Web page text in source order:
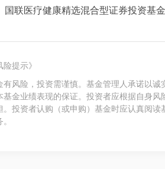
国联医疗健康精选混合型证券投资基
险提示》
有风险，投资需谨慎。基金管理人承诺以
基金业绩表现的保证。投资者应根据自身
。投资者认购（或申购）基金时应认真阅